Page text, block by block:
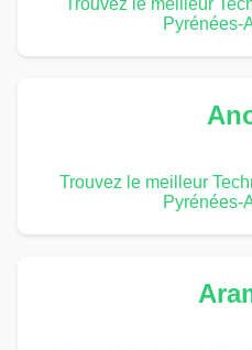
Trouvez le meilleur
Pyrénées-
Trouvez le meilleur
Pyrénées-